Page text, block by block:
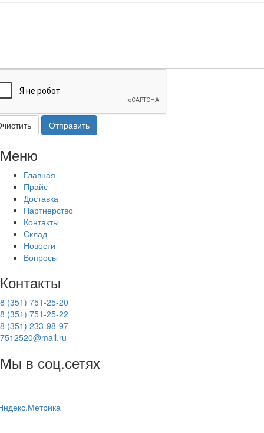
Отправить
Меню
Главная
Прайс
Доставка
Партнерство
Контакты
Склад
Новости
Вопросы
Контакты
8 (351) 751-25-20
8 (351) 751-25-22
8 (351) 233-98-97
7512520@mail.ru
Мы в соц.сетях